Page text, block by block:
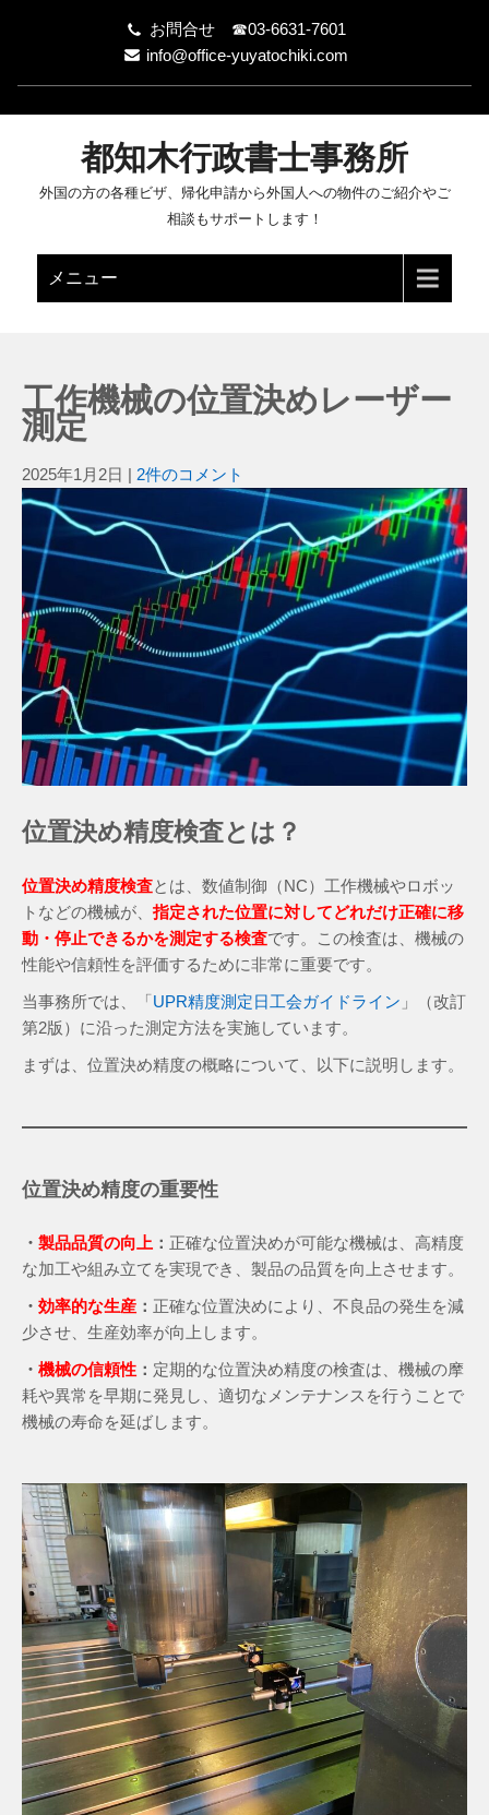
お問合せ ☎03-6631-7601
info@office-yuyatochiki.com
都知木行政書士事務所
外国の方の各種ビザ、帰化申請から外国人への物件のご紹介やご
相談もサポートします！
メニュー
工作機械の位置決めレーザー
測定
2025年1月2日 | 2件のコメント
位置決め精度検査とは？
位置決め精度検査とは、数値制御（NC）工作機械やロボッ
トなどの機械が、 指定された位置に対してどれだけ正確に移
動・停止できるかを測定する検査です。この検査は、機械の
性能や信頼性を評価するために非常に重要です。
当事務所では、「UPR精度測定日工会ガイドライン 」（改訂
第2版）に沿った測定方法を実施しています。
まずは、位置決め精度の概略について、以下に説明します。
位置決め精度の重要性
・ 製品品質の向上 ： 正確な位置決めが可能な機械は、高精度
な加工や組み立てを実現でき、製品の品質を向上させます。
・ 効率的な生産 ： 正確な位置決めにより、不良品の発生を減
少させ、生産効率が向上します。
・ 機械の信頼性 ： 定期的な位置決め精度の検査は、機械の摩
耗や異常を早期に発見し、適切なメンテナンスを行うことで
機械の寿命を延ばします。